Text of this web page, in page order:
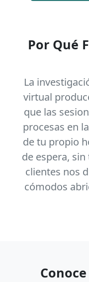
Por Qué
La
virtual
que las
procesas en
de tu propio
de espera,
clientes nos
cómodos